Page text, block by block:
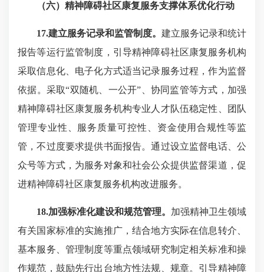
（六）精神障碍社区康复服务支撑体系优化行动
17.建立服务记录和监管制度。 建立服务记录和统计
报告等运行监管制度，引导精神障碍社区康复服务机构
采取信息化、电子化方式适当记录服务过程，作为监督
依据。采取“双随机、一公开”、协同监管等方式，加强
精神障碍社区康复服务机构专业人才队伍稳定性、团队
管理专业性、服务质量可控性、资金使用合规性等监
管，不过度要求提供书面报告。通过设立监督电话、公
众号等方式，为服务对象和社会公众提供监督渠道，促
进精神障碍社区康复服务机构改进服务。
18.加强标准化建设和规范管理。 加强精神卫生领域
有关国家标准的实施推广，结合地方实际在信息转介、
基本服务、管理制度等重点领域研究制定相关标准和操
作规范，鼓励先行出台地方性法规、规章。引导精神障